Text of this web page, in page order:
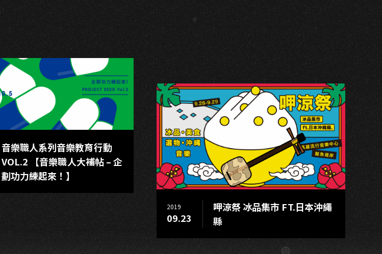
音樂職人系列音樂教育行動
VOL.2 【音樂職人大補帖 – 企
劃功力練起來！】
2019
09.23
呷涼祭 冰品集市 FT.日本沖繩
縣